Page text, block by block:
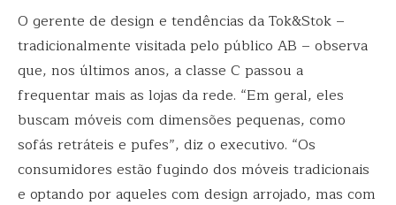
O gerente de design e tendências da Tok&Stok –
tradicionalmente visitada pelo público AB – observa
que, nos últimos anos, a classe C passou a
frequentar mais as lojas da rede. “Em geral, eles
buscam móveis com dimensões pequenas, como
sofás retráteis e pufes”, diz o executivo. “Os
consumidores estão fugindo dos móveis tradicionais
e optando por aqueles com design arrojado, mas com